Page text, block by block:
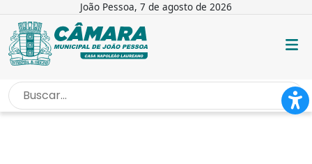
João Pessoa, 7 de agosto de 2026
INÍCIO / VEREADOR FALA SOBRE IMPORTÂNCIA DA...